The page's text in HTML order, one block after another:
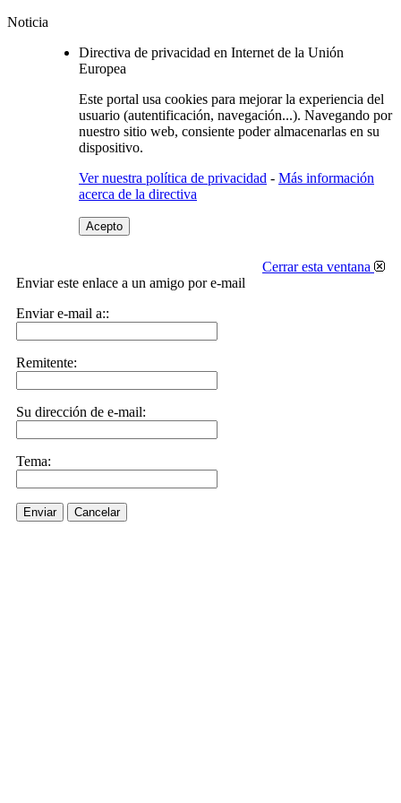
Noticia
Directiva de privacidad en Internet de la Unión
Europea
Este portal usa cookies para mejorar la experiencia del
usuario (autentificación, navegación...). Navegando por
nuestro sitio web, consiente poder almacenarlas en su
dispositivo.
Ver nuestra política de privacidad - Más información
acerca de la directiva
Acepto
Cerrar esta ventana
Enviar este enlace a un amigo por e-mail
Enviar e-mail a::
Remitente:
Su dirección de e-mail:
Tema:
Enviar Cancelar